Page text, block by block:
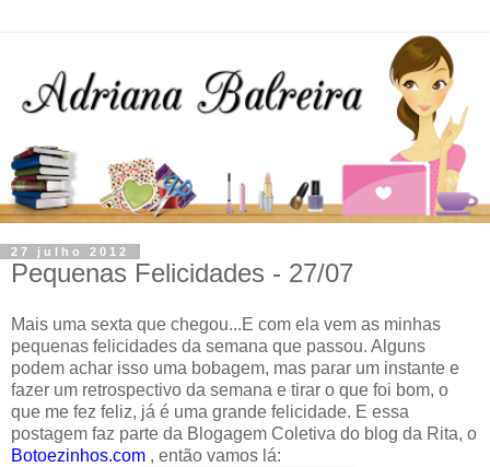
27 julho 2012
Pequenas Felicidades - 27/07
Mais uma sexta que chegou...E com ela vem as minhas
pequenas felicidades da semana que passou. Alguns
podem achar isso uma bobagem, mas parar um instante e
fazer um retrospectivo da semana e tirar o que foi bom, o
que me fez feliz, já é uma grande felicidade. E essa
postagem faz parte da Blogagem Coletiva do blog da Rita, o
Botoezinhos.com , então vamos lá: